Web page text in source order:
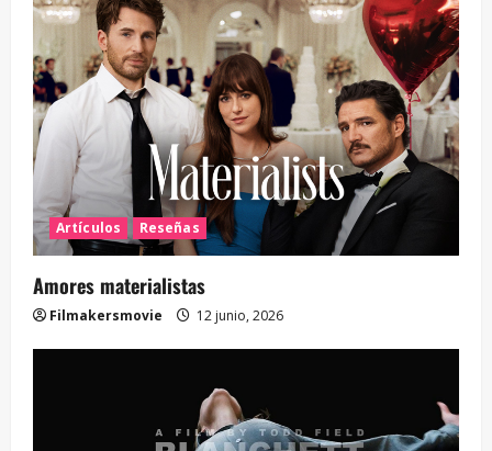
Artículos Reseñas
Amores materialistas
Filmakersmovie 12 junio, 2026